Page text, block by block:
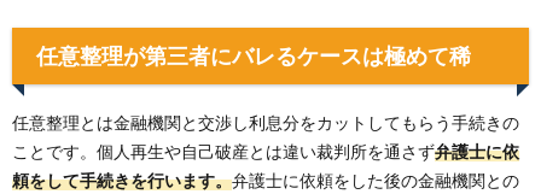
任意整理が第三者にバレるケースは極めて稀
任意整理とは金融機関と交渉し利息分をカットしてもらう手続きの
ことです。個人再生や自己破産とは違い裁判所を通さず弁護士に依
頼をして手続きを行います。弁護士に依頼をした後の金融機関との